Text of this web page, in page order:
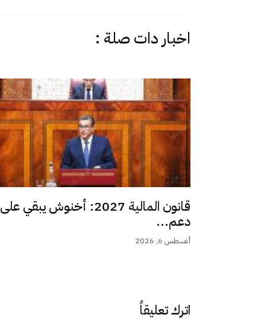
اخبار دات صلة :
قانون المالية 2027: أخنوش يبقي على
دعم...
أغسطس 6, 2026
اترك تعليقاً